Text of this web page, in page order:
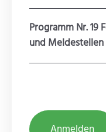
Programm Nr.
und Meldestellen